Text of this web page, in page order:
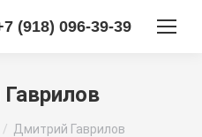
(918) 096-39-39
Дмитрий Гаврилов